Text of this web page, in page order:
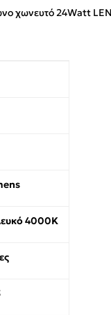
χωνευτό 24Watt
4000K